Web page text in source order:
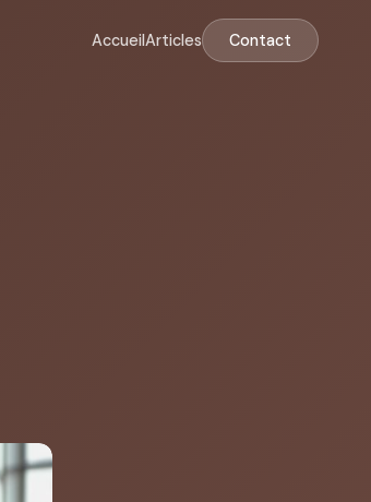
AccueilArticles Contact